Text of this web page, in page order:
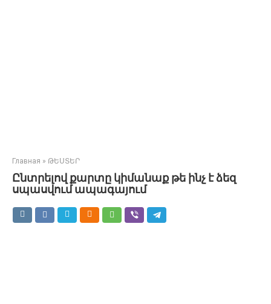
Главная » ԹԵՍՏԵՐ
Ընտրելով քարտը կիմանաք թե ինչ է ձեզ
սպասվում ապագայում